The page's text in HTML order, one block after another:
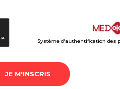
Système d'authentification des
JE M'INSCRIS